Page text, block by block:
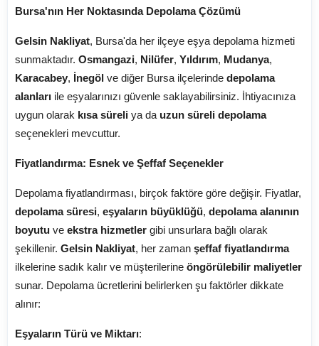
Bursa'nın Her Noktasında Depolama Çözümü
Gelsin Nakliyat, Bursa'da her ilçeye eşya depolama hizmeti
sunmaktadır. Osmangazi, Nilüfer, Yıldırım, Mudanya,
Karacabey, İnegöl ve diğer Bursa ilçelerinde depolama
alanları ile eşyalarınızı güvenle saklayabilirsiniz. İhtiyacınıza
uygun olarak kısa süreli ya da uzun süreli depolama
seçenekleri mevcuttur.
Fiyatlandırma: Esnek ve Şeffaf Seçenekler
Depolama fiyatlandırması, birçok faktöre göre değişir. Fiyatlar,
depolama süresi, eşyaların büyüklüğü, depolama alanının
boyutu ve ekstra hizmetler gibi unsurlara bağlı olarak
şekillenir. Gelsin Nakliyat, her zaman şeffaf fiyatlandırma
ilkelerine sadık kalır ve müşterilerine öngörülebilir maliyetler
sunar. Depolama ücretlerini belirlerken şu faktörler dikkate
alınır:
Eşyaların Türü ve Miktarı: